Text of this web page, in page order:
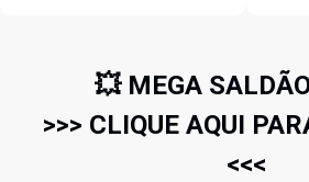
💥 MEGA
>>> CLIQUE AQUI
<<<